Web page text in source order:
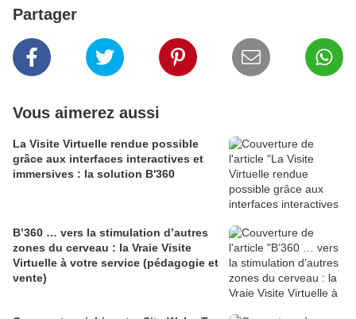
Partager
Vous aimerez aussi
La Visite Virtuelle rendue possible
grâce aux interfaces interactives et
immersives : la solution B'360
B’360 … vers la stimulation d’autres
zones du cerveau : la Vraie Visite
Virtuelle à votre service (pédagogie et
vente)